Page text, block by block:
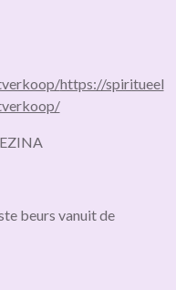
https://spiritueel
beurs vanuit de